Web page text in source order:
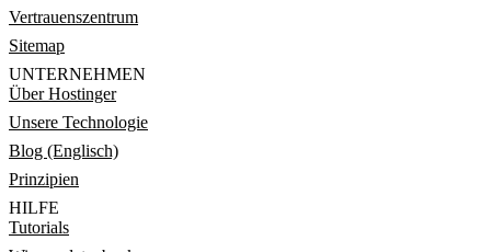
Vertrauenszentrum
Sitemap
UNTERNEHMEN
Über Hostinger
Unsere Technologie
Blog (Englisch)
Prinzipien
HILFE
Tutorials